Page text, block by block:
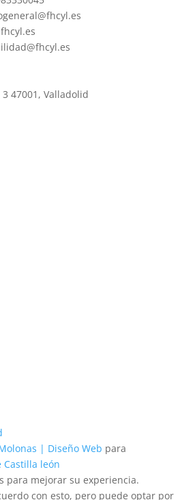
47001, Valladolid
| Diseño Web para
Castilla león
para mejorar su experiencia.
con esto, pero puede optar por